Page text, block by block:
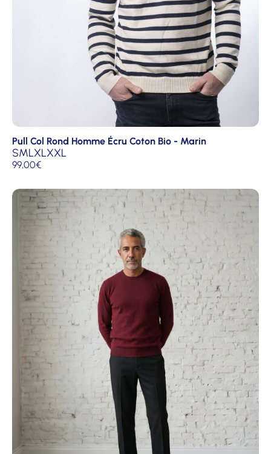
Pull Col Rond Homme Écru Coton Bio - Marin
SMLXLXXL
99,00€